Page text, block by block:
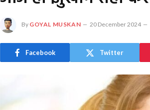
By GOYAL MUSKAN 20 December 2024
Facebook Twitter